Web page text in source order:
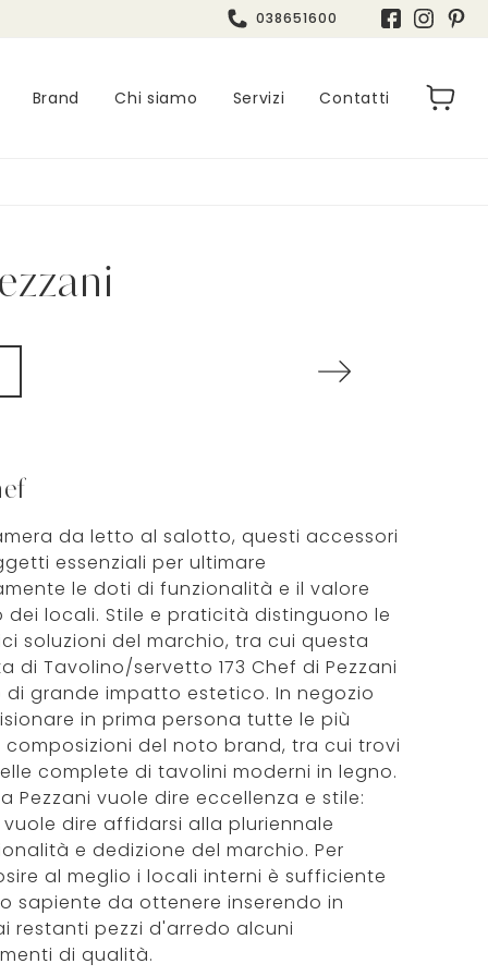
038651600
Brand Chi siamo Servizi Contatti
da letto al salotto, questi accessori
essenziali per ultimare
le doti di funzionalità e il valore
dei locali. Stile e praticità distinguono le
soluzioni del marchio, tra cui questa
di Tavolino/servetto 173 Chef di Pezzani
di grande impatto estetico. In negozio
in prima persona tutte le più
composizioni del noto brand, tra cui trovi
complete di tavolini moderni in legno.
Pezzani vuole dire eccellenza e stile:
dire affidarsi alla pluriennale
e dedizione del marchio. Per
al meglio i locali interni è sufficiente
sapiente da ottenere inserendo in
restanti pezzi d'arredo alcuni
di qualità.